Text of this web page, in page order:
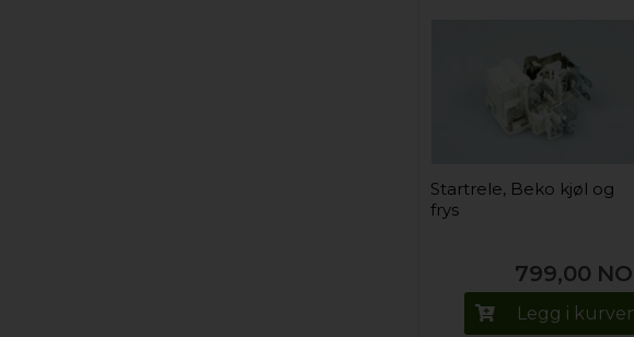
Startrele, Beko kjøl og
frys
799,00
Legg i